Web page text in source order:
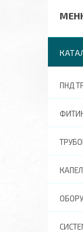
ПНД